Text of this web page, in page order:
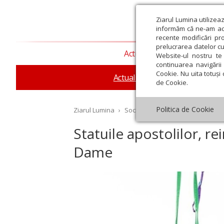
Ziarul Lumina
informăm că ne-am
recente modificări
prelucrarea datelor
Website-ul nostru
continuarea
Cookie. Nu uita
de Cookie.
Politica de Cookie
Actualitate religioasă
Actualitate socială
Ziarul Lumina › Societate › Actualitate socială
Statuile apostolilor,
Dame